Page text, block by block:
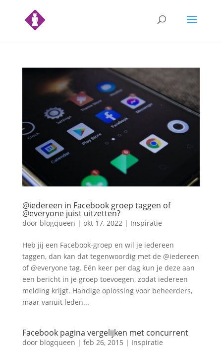
@iedereen in Facebook groep taggen of
@everyone juist uitzetten?
door blogqueen | okt 17, 2022| Inspiratie
Heb jij een Facebook-groep en wil je iedereen
taggen, dan kan dat tegenwoordig met de @iedereen
of @everyone tag. Eén keer per dag kun je deze aan
een bericht in je groep toevoegen, zodat iedereen
melding krijgt. Handige oplossing voor beheerders,
maar vanuit leden...
Facebook pagina vergelijken met concurrent
door blogqueen | feb 26, 2015 | Inspiratie